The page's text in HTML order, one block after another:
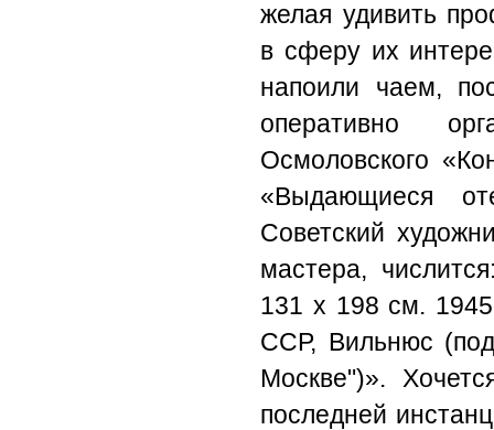
желая удивить
в сферу их
напоили чаем,
оперативно
Осмоловского
«Выдающиеся
Советский
мастера,
131 х 198 см.
ССР, Вильнюс
Москве")».
последней